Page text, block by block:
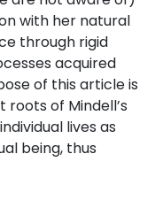
with her natural
through rigid
acquired
of this article is
of Mindell’s
lives as
being, thus